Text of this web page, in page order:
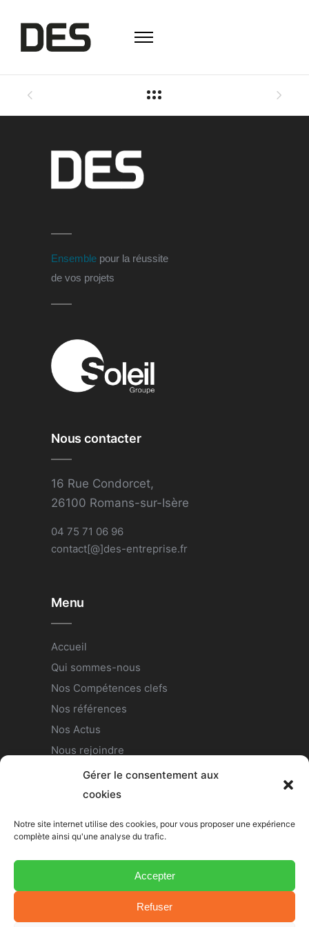
Gérer le consentement aux
cookies
Notre site internet utilise des cookies, pour vous proposer une expérience
complète ainsi qu'une analyse du trafic.
Accepter
Refuser
Ensemble pour la réussite
de vos projets
Nous contacter
16 Rue Condorcet,
26100 Romans-sur-Isère
04 75 71 06 96
contact[@]des-entreprise.fr
Menu
Accueil
Qui sommes-nous
Nos Compétences clefs
Nos références
Nos Actus
Nous rejoindre
Contact
Politique de confidentialité
Nous suivre